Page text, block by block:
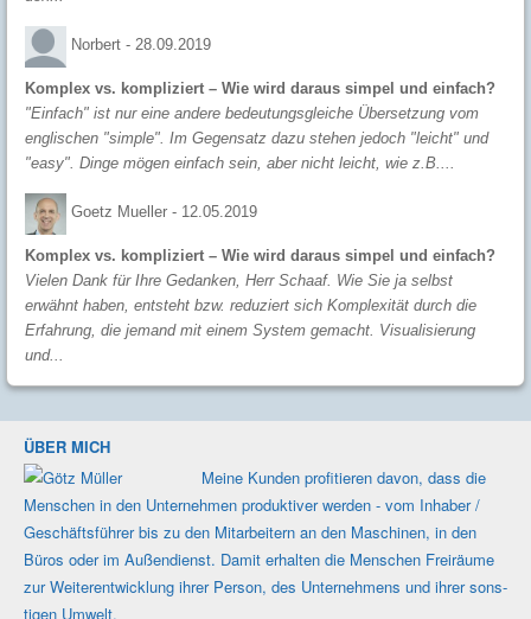
Norbert - 28.09.2019
Komplex vs. kompliziert – Wie wird daraus simpel und einfach?
"Einfach" ist nur eine andere bedeutungsgleiche Übersetzung vom
englischen "simple". Im Gegensatz dazu stehen jedoch "leicht" und
"easy". Dinge mögen einfach sein, aber nicht leicht, wie z.B....
Goetz Mueller - 12.05.2019
Komplex vs. kompliziert – Wie wird daraus simpel und einfach?
Vielen Dank für Ihre Gedanken, Herr Schaaf. Wie Sie ja selbst
erwähnt haben, entsteht bzw. reduziert sich Komplexität durch die
Erfahrung, die jemand mit einem System gemacht. Visualisierung
und...
ÜBER MICH
Meine Kunden profi­tieren davon, dass die
Men­schen in den Unter­nehmen produk­tiver werden - vom Inhaber /
Geschäfts­führer bis zu den Mit­ar­beitern an den Maschi­nen, in den
Büros oder im Außen­dienst. Damit erhalten die Men­schen Frei­räume
zur Weiter­ent­wicklung ihrer Person, des Unter­nehmens und ihrer sons­
tigen Umwelt.